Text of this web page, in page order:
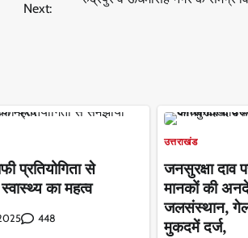
Next:
प्रतियोगिता से
का महत्व
448
उत्तराखंड
जनसुरक्षा दाव
मानकों की
जलसंस्थान, गेल
मुकदमें दर्ज,